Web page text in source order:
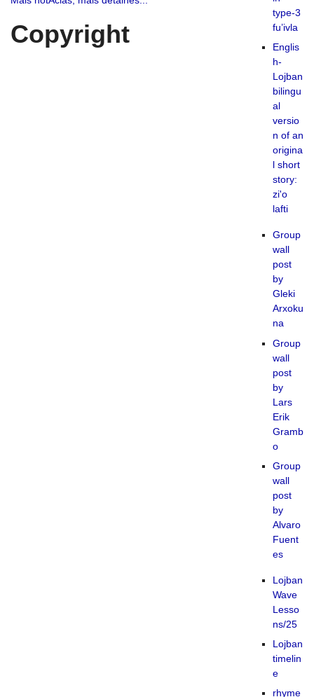
type-3
fu’ivla
Englis
h-
Lojban
bilingu
al
versio
n of an
origina
l short
story:
zi'o
lafti
Group
wall
post
by
Gleki
Arxoku
na
Group
wall
post
by
Lars
Erik
Gramb
o
Group
wall
post
by
Alvaro
Fuent
es
Lojban
Wave
Lesso
ns/25
Lojban
timelin
e
rhyme
Copyright